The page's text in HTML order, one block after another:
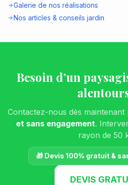
Galerie de nos réalisations
Nos articles & conseils jardin
Besoin d’un
Contactez-nous dès
et sans engagement.
rayon de 50
🎁 Devis 100% gratuit &
DEVIS